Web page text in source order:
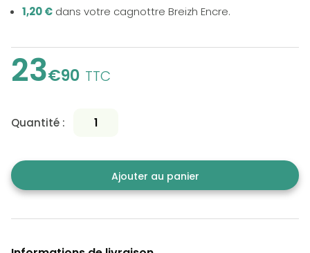
1,20 € dans votre cagnottre Breizh Encre.
23€90 TTC
Quantité :
Ajouter au panier